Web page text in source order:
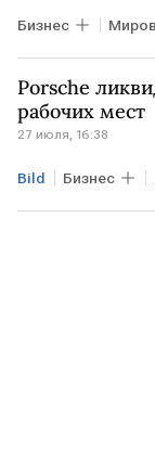
Бизнес
ГЕРМАНИЯ
IG Metall
Porsche
рабочих мест
27 июля, 16:38
Bild Бизнес
Экономика